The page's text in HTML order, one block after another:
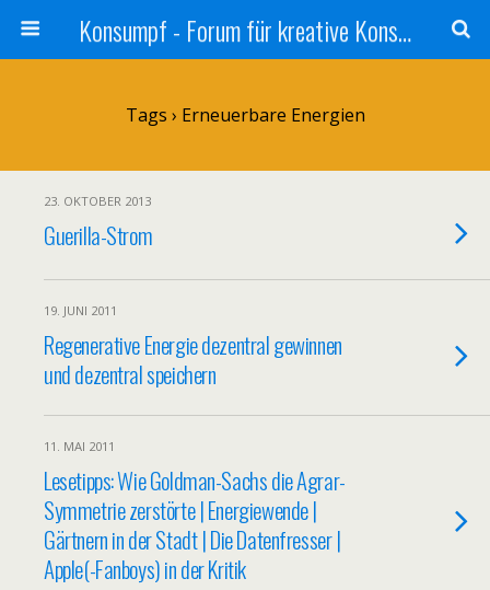
Konsumpf - Forum für kreative Konsumkritik - Culture Jamming, Nachhaltigkeit, Konzernkritik, Adbusting
Tags › Erneuerbare Energien
23. OKTOBER 2013
Guerilla-Strom
19. JUNI 2011
Regenerative Energie dezentral gewinnen
und dezentral speichern
11. MAI 2011
Lesetipps: Wie Goldman-Sachs die Agrar-
Symmetrie zerstörte | Energiewende |
Gärtnern in der Stadt | Die Datenfresser |
Apple(-Fanboys) in der Kritik